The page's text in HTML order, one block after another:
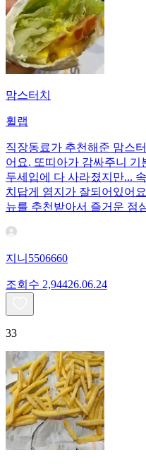
맘스터치
휠랩
직장동료가 추천해준 맘스
어요. 또띠아가 감싸주니
두세입에 다 사라졌지만...
치답게 염지가 잘되어있어
뉴를 추천받아서 즐거운 점
지니5506660
조회수 2,94426.06.24
33